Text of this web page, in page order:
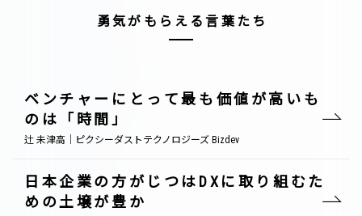
勇気がもらえる言葉たち
ベンチャーにとって最も価値が高いも
のは「時間」
辻 未津高｜ピクシーダストテクノロジーズ Bizdev
日本企業の方がじつはDXに取り組むた
めの土壌が豊か